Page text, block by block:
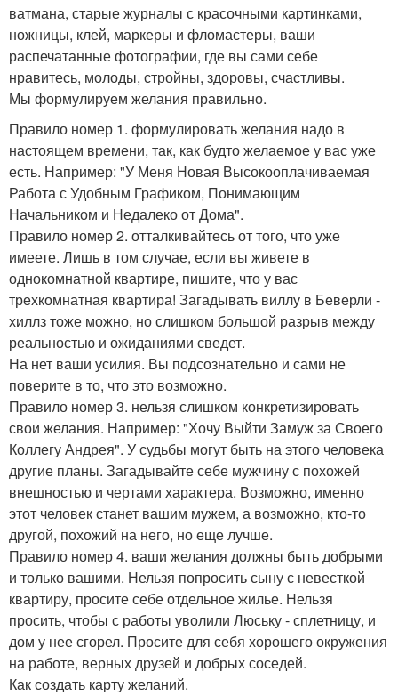
ватмана, старые журналы с красочными картинками,
ножницы, клей, маркеры и фломастеры, ваши
распечатанные фотографии, где вы сами себе
нравитесь, молоды, стройны, здоровы, счастливы.
Мы формулируем желания правильно.
Правило номер 1. формулировать желания надо в
настоящем времени, так, как будто желаемое у вас уже
есть. Например: "У Меня Новая Высокооплачиваемая
Работа с Удобным Графиком, Понимающим
Начальником и Недалеко от Дома".
Правило номер 2. отталкивайтесь от того, что уже
имеете. Лишь в том случае, если вы живете в
однокомнатной квартире, пишите, что у вас
трехкомнатная квартира! Загадывать виллу в Беверли -
хиллз тоже можно, но слишком большой разрыв между
реальностью и ожиданиями сведет.
На нет ваши усилия. Вы подсознательно и сами не
поверите в то, что это возможно.
Правило номер 3. нельзя слишком конкретизировать
свои желания. Например: "Хочу Выйти Замуж за Своего
Коллегу Андрея". У судьбы могут быть на этого человека
другие планы. Загадывайте себе мужчину с похожей
внешностью и чертами характера. Возможно, именно
этот человек станет вашим мужем, а возможно, кто-то
другой, похожий на него, но еще лучше.
Правило номер 4. ваши желания должны быть добрыми
и только вашими. Нельзя попросить сыну с невесткой
квартиру, просите себе отдельное жилье. Нельзя
просить, чтобы с работы уволили Люську - сплетницу, и
дом у нее сгорел. Просите для себя хорошего окружения
на работе, верных друзей и добрых соседей.
Как создать карту желаний.